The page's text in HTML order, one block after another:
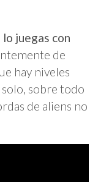
juegas con
de
hay niveles
sobre todo
de aliens no